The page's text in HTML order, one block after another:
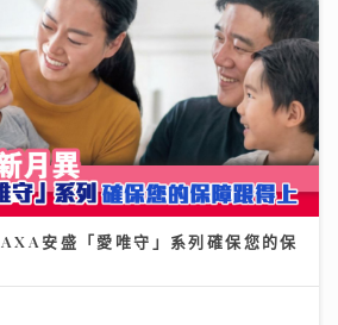
安盛「愛唯守」系列確保您的保